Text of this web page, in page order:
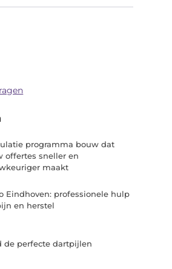
programma bouw dat
offertes sneller en
maakt
Eindhoven: professionele hulp
en herstel
de perfecte dartpijlen